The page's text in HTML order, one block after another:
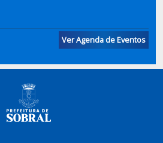
Ver Agenda de Eventos